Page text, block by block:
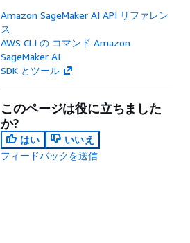
Amazon SageMaker AI API リファレン
ス
AWS CLI の コマンド Amazon
SageMaker AI
SDK とツール
このページは役に立ちました
か?
はい
いいえ
フィードバックを送信